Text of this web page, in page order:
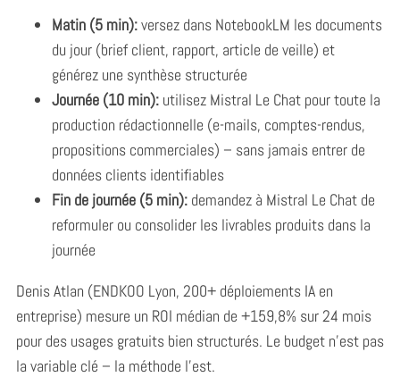
Matin (5 min):versez dans NotebookLM les documents
du jour (brief client, rapport, article de veille) et
générez une synthèse structurée
Journée (10 min):utilisez Mistral Le Chat pour toute la
production rédactionnelle (e-mails, comptes-rendus,
propositions commerciales) – sans jamais entrer de
données clients identifiables
Fin de journée (5 min):demandez à Mistral Le Chat de
reformuler ou consolider les livrables produits dans la
journée
Denis Atlan (ENDKOO Lyon, 200+ déploiements IA en
entreprise) mesure un ROI médian de +159,8% sur 24 mois
pour des usages gratuits bien structurés. Le budget n’est pas
la variable clé – la méthode l’est.
S
e
a
c
h
f
: